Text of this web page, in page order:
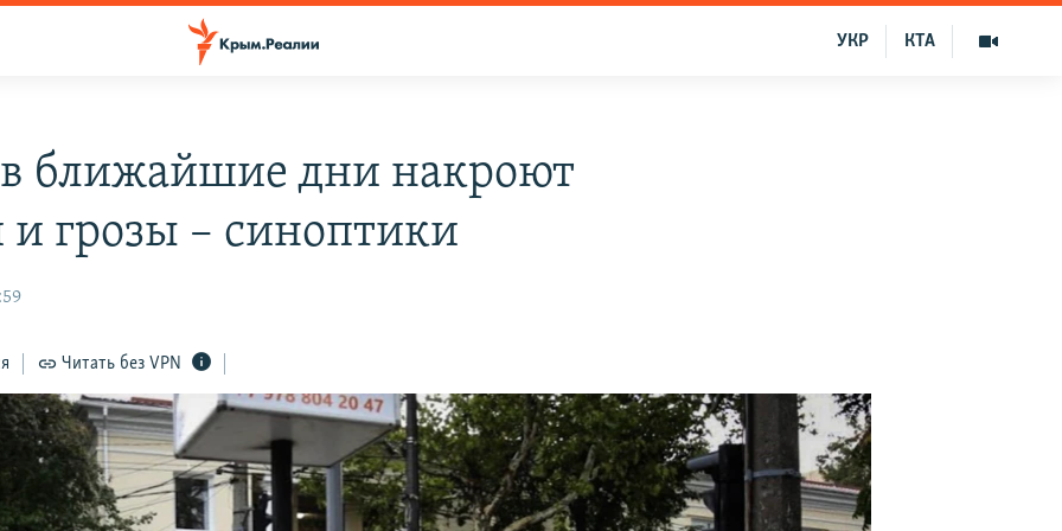
КТА
УКР
ближайшие дни накроют
грозы – синоптики
Читать без VPN